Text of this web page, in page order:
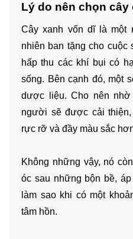
Lý do nên chọn cây
Cây xanh vốn dĩ là một
nhiên ban tặng cho
hấp thu các khí bụi có
sống. Bên cạnh đó, một
dược liệu. Cho nên
người sẽ được cải
rực rỡ và đầy màu sắc
Không những vậy, nó
óc sau những bộn bề,
làm sao khi có một
tâm hồn.